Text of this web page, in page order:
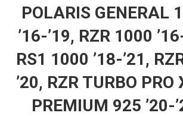
POLARIS GENERAL
’16-’19, RZR 1000
RS1 1000 ’18-’21,
’20, RZR TURBO
PREMIUM 925 ’20-